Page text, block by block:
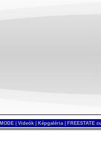
Videók Képgaléria FREESTATE